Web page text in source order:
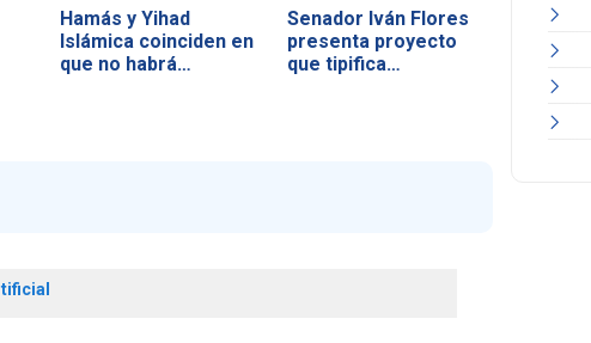
Hamás y Yihad
Islámica coinciden en
que no habrá…
Senador Iván Flores
presenta proyecto
que tipifica…